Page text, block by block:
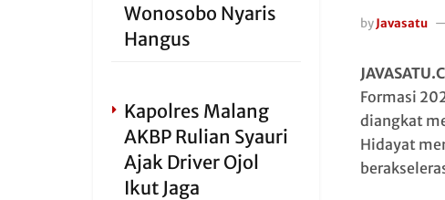
by Javasatu
Formasi
diangkat
Hidayat
Wonosobo Nyaris
Hangus
Kapolres Malang
AKBP Rulian Syauri
Ajak Driver Ojol
Ikut Jaga